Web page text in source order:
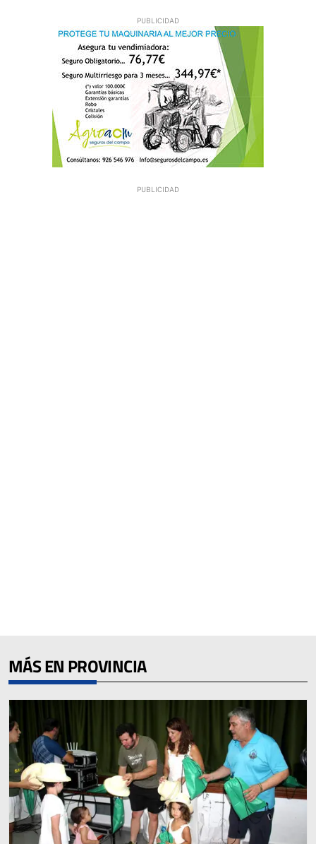
MÁS EN PROVINCIA